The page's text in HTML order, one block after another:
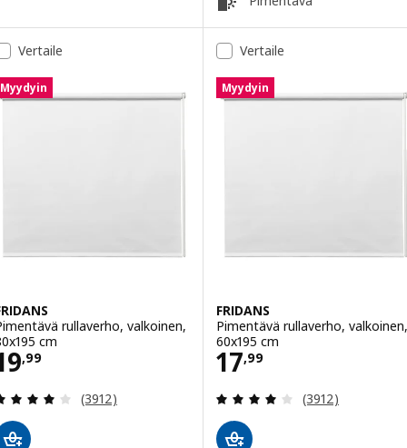
Vertaile
Myydyin
rullaverho, valkoinen,
cm
,99 19,99
Arvio: 4 / 5 tähteä. Arvostelut yhteensä:
(3912)
Vertaile
Myydyin
FRIDANS
Pimentävä rullaverho, valkoinen,
60x195 cm
17,99
Hinta 17,99
Arvio: 4 / 5
(3912)